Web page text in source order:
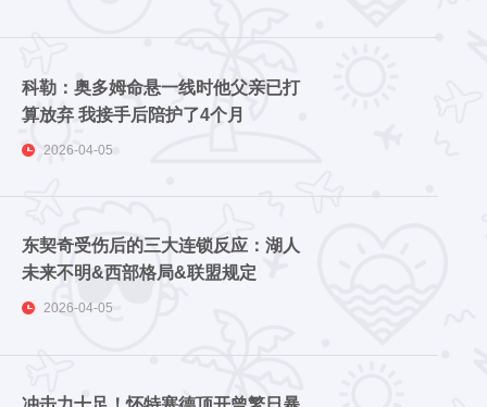
科勒：奥多姆命悬一线时他父亲已打
算放弃 我接手后陪护了4个月
2026-04-05
东契奇受伤后的三大连锁反应：湖人
未来不明&西部格局&联盟规定
2026-04-05